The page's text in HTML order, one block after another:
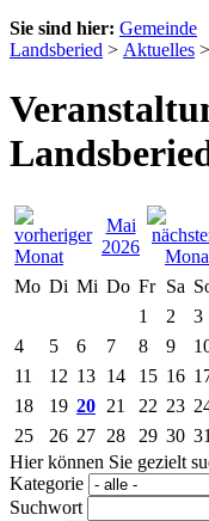
Sie sind hier: Gemeinde
Landsberied > Aktuelles >
Mai
2026
Mo Di Mi Do Fr Sa
1
2
3
4
5 6 7 8 9
11
12 13 14 15 16
18
19 20 21 22 23
25
26 27 28 29 30 31
Hier können Sie gezielt
Kategorie
Suchwort